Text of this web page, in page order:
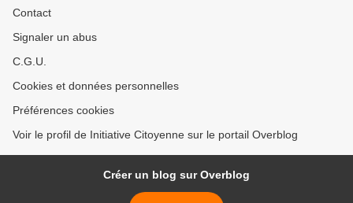
Contact
Signaler un abus
C.G.U.
Cookies et données personnelles
Préférences cookies
Voir le profil de Initiative Citoyenne sur le portail Overblog
Créer un blog sur Overblog